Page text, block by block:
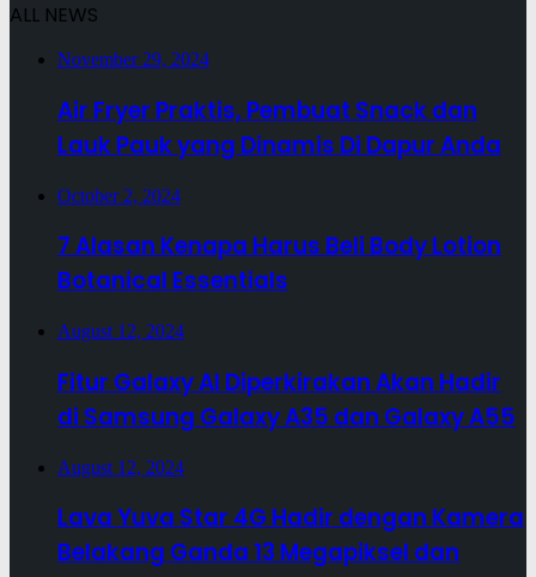
ALL NEWS
November 29, 2024
Air Fryer Praktis, Pembuat Snack dan
Lauk Pauk yang Dinamis Di Dapur Anda
October 2, 2024
7 Alasan Kenapa Harus Beli Body Lotion
Botanical Essentials
August 12, 2024
Fitur Galaxy AI Diperkirakan Akan Hadir
di Samsung Galaxy A35 dan Galaxy A55
August 12, 2024
Lava Yuva Star 4G Hadir dengan Kamera
Belakang Ganda 13 Megapiksel dan